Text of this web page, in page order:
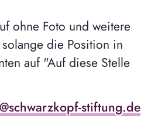
ohne Foto und weitere
die Position in
auf "Auf diese Stelle
stiftung.de